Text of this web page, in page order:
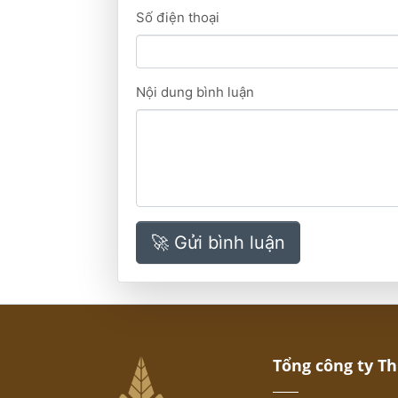
Số điện thoại
Nội dung bình luận
🚀 Gửi bình luận
Tổng công ty